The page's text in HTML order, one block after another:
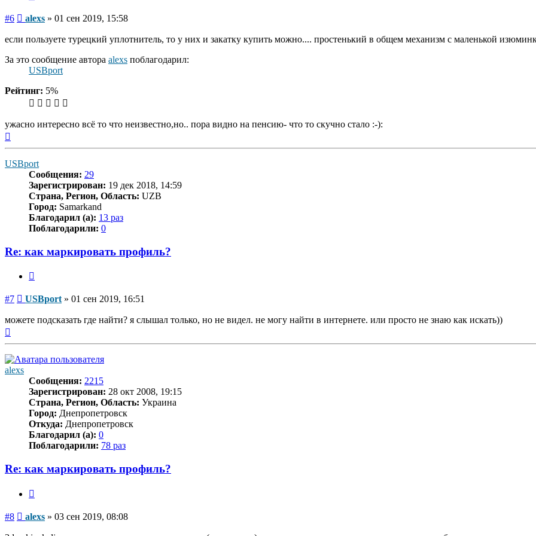
#6 Сообщение
alexs » 01 сен 2019, 15:58
если пользуете турецкий уплотнитель, то у них и закатку купить можно.... простенький в общем механизм с маленькой
За это сообщение автора alexs поблагодарил:
USBport
Рейтинг: 5%
ужасно интересно всё то что неизвестно,но.. пора видно на пенсию- что то скучно стало :-):
USBport
Сообщения: 29
Зарегистрирован: 19 дек 2018, 14:59
Страна, Регион, Область: UZB
Город: Samarkand
Благодарил (а): 13 раз
Поблагодарили: 0
Re: как маркировать профиль?
#7 Сообщение
USBport» 01 сен 2019, 16:51
можете подсказать где найти? я слышал только, но не видел. не могу найти в интернете. или просто не знаю как искать))
к
началу
alexs
Сообщения: 2215
Зарегистрирован: 28 окт 2008, 19:15
Страна, Регион, Область: Украина
Город: Днепропетровск
Откуда: Днепропетровск
Благодарил (а): 0
Поблагодарили: 78 раз
Re: как маркировать профиль?
#8 Сообщение
alexs » 03 сен 2019, 08:08